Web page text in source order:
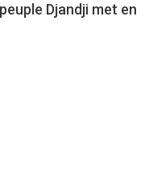
Djandji met en